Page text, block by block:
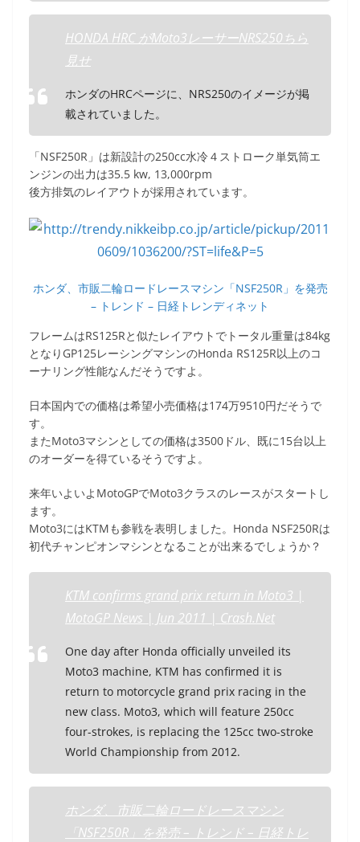
HONDA HRC がMoto3レーサーNRS250ちら
見せ
ホンダのHRCページに、NRS250のイメージが掲
載されていました。
「NSF250R」は新設計の250cc水冷４ストローク単気筒エ
ンジンの出力は35.5 kw, 13,000rpm
後方排気のレイアウトが採用されています。
ホンダ、市販二輪ロードレースマシン「NSF250R」を発売
– トレンド – 日経トレンディネット
フレームはRS125Rと似たレイアウトでトータル重量は84kg
となりGP125レーシングマシンのHonda RS125R以上のコ
ーナリング性能なんだそうですよ。
日本国内での価格は希望小売価格は174万9510円だそうで
す。
またMoto3マシンとしての価格は3500ドル、既に15台以上
のオーダーを得ているそうですよ。
来年いよいよMotoGPでMoto3クラスのレースがスタートし
ます。
Moto3にはKTMも参戦を表明しました。Honda NSF250Rは
初代チャンピオンマシンとなることが出来るでしょうか？
KTM confirms grand prix return in Moto3 |
MotoGP News | Jun 2011 | Crash.Net
One day after Honda officially unveiled its
Moto3 machine, KTM has confirmed it is
return to motorcycle grand prix racing in the
new class. Moto3, which will feature 250cc
four-strokes, is replacing the 125cc two-stroke
World Championship from 2012.
ホンダ、市販二輪ロードレースマシン
「NSF250R」を発売 – トレンド – 日経トレ